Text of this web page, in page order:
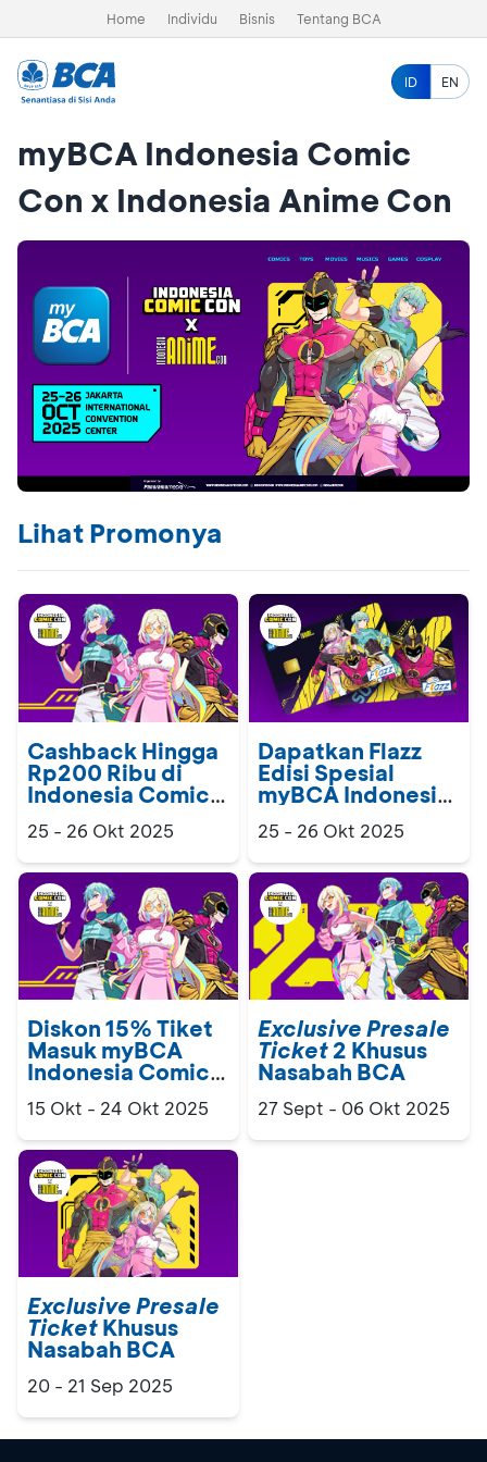
Home Individu Bisnis Tentang BCA
ID EN
myBCA Indonesia Comic
Con x Indonesia Anime Con
Lihat Promonya
Cashback Hingga
Rp200 Ribu di
Indonesia Comic
Anime Con
25 - 26 Okt 2025
Dapatkan Flazz
Edisi Spesial
myBCA Indonesia
Indonesia Anime
Con
25 - 26 Okt 2025
Diskon 15% Tiket
Masuk myBCA
Indonesia Comic
Anime Con
15 Okt - 24 Okt 2025
Exclusive Presale
Ticket2 Khusus
Nasabah BCA
27 Sept - 06 Okt 2025
Exclusive Presale
TicketKhusus
Nasabah BCA
20 - 21 Sep 2025